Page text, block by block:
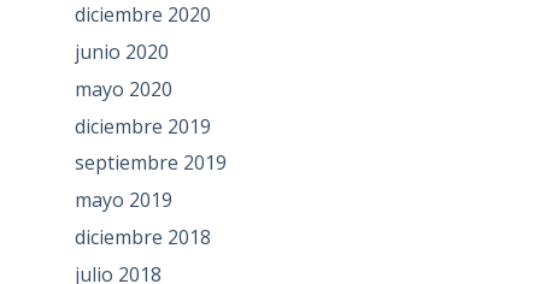
diciembre 2020
junio 2020
mayo 2020
diciembre 2019
septiembre 2019
mayo 2019
diciembre 2018
julio 2018